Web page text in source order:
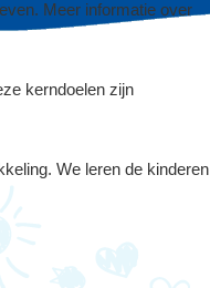
Meer informatie over
kerndoelen zijn
We leren de kinderen